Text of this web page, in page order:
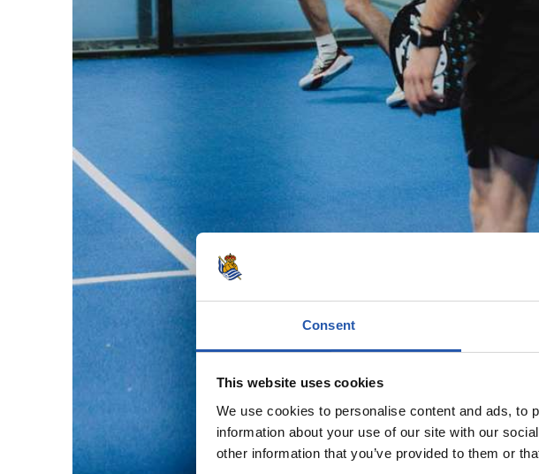
Consent
This website uses cookies
We use cookies to personalise content and ads, to
information about your use of our site with our
other information that you’ve provided to them or